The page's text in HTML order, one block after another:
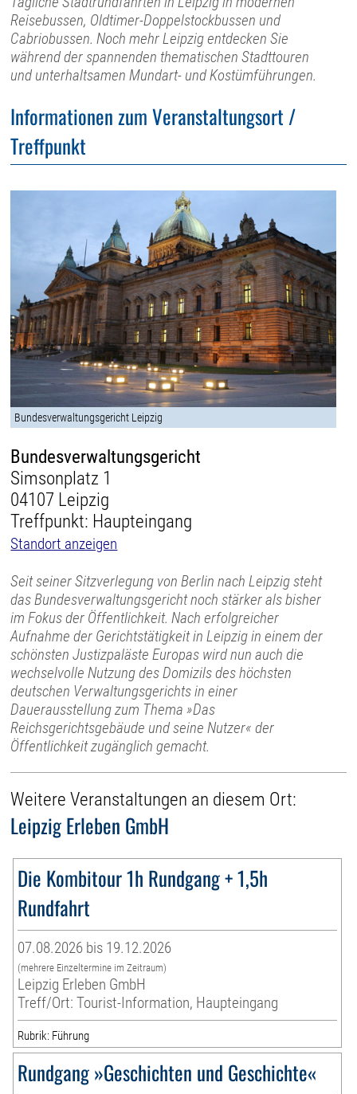
Reisebussen, Oldtimer-Doppelstockbussen und
Cabriobussen. Noch mehr Leipzig entdecken Sie
während der spannenden thematischen Stadttouren
und unterhaltsamen Mundart- und Kostümführungen.
Informationen zum Veranstaltungsort /
Treffpunkt
Bundesverwaltungsgericht Leipzig
Bundesverwaltungsgericht
Simsonplatz 1
04107 Leipzig
Treffpunkt: Haupteingang
Standort anzeigen
Seit seiner Sitzverlegung von Berlin nach Leipzig steht
das Bundesverwaltungsgericht noch stärker als bisher
im Fokus der Öffentlichkeit. Nach erfolgreicher
Aufnahme der Gerichtstätigkeit in Leipzig in einem der
schönsten Justizpaläste Europas wird nun auch die
wechselvolle Nutzung des Domizils des höchsten
deutschen Verwaltungsgerichts in einer
Dauerausstellung zum Thema »Das
Reichsgerichtsgebäude und seine Nutzer« der
Öffentlichkeit zugänglich gemacht.
Weitere Veranstaltungen an diesem Ort:
Leipzig Erleben GmbH
Die Kombitour 1h Rundgang + 1,5h
Rundfahrt
07.08.2026 bis 19.12.2026
(mehrere Einzeltermine im Zeitraum)
Leipzig Erleben GmbH
Treff/Ort: Tourist-Information, Haupteingang
Rubrik: Führung
Rundgang »Geschichten und Geschichte«